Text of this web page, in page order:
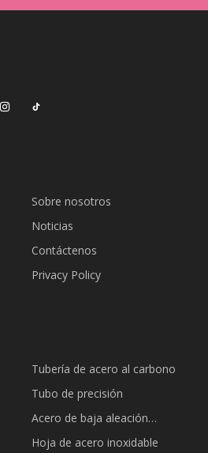
Sobre nosotros
Noticias
Contáctenos
Privacy Policy
Tubería de acero al carbono
Tubo de precisión
Acero de baja aleación
cromolibdeno
Hoja de acero inoxidable